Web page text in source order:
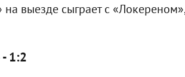
выезде сыграет с
- 1:2